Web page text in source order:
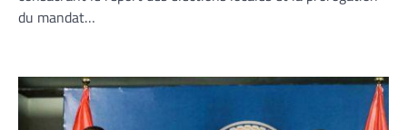
du mandat…